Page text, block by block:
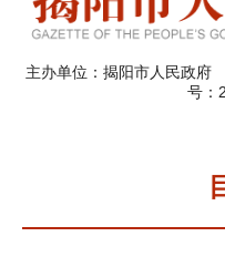
主办单位：揭阳市人民政
号：